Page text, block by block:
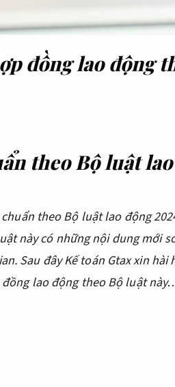
đồng lao động
theo Bộ luật
chuẩn theo Bộ luật lao động
này có những nội dung mới
Sau đây Kế toán Gtax xin hài
lao động theo Bộ luật